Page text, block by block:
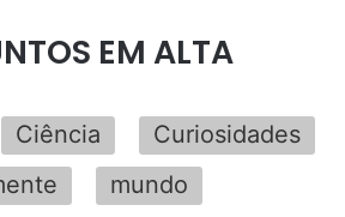
EM ALTA
Ciência
Curiosidades
mundo